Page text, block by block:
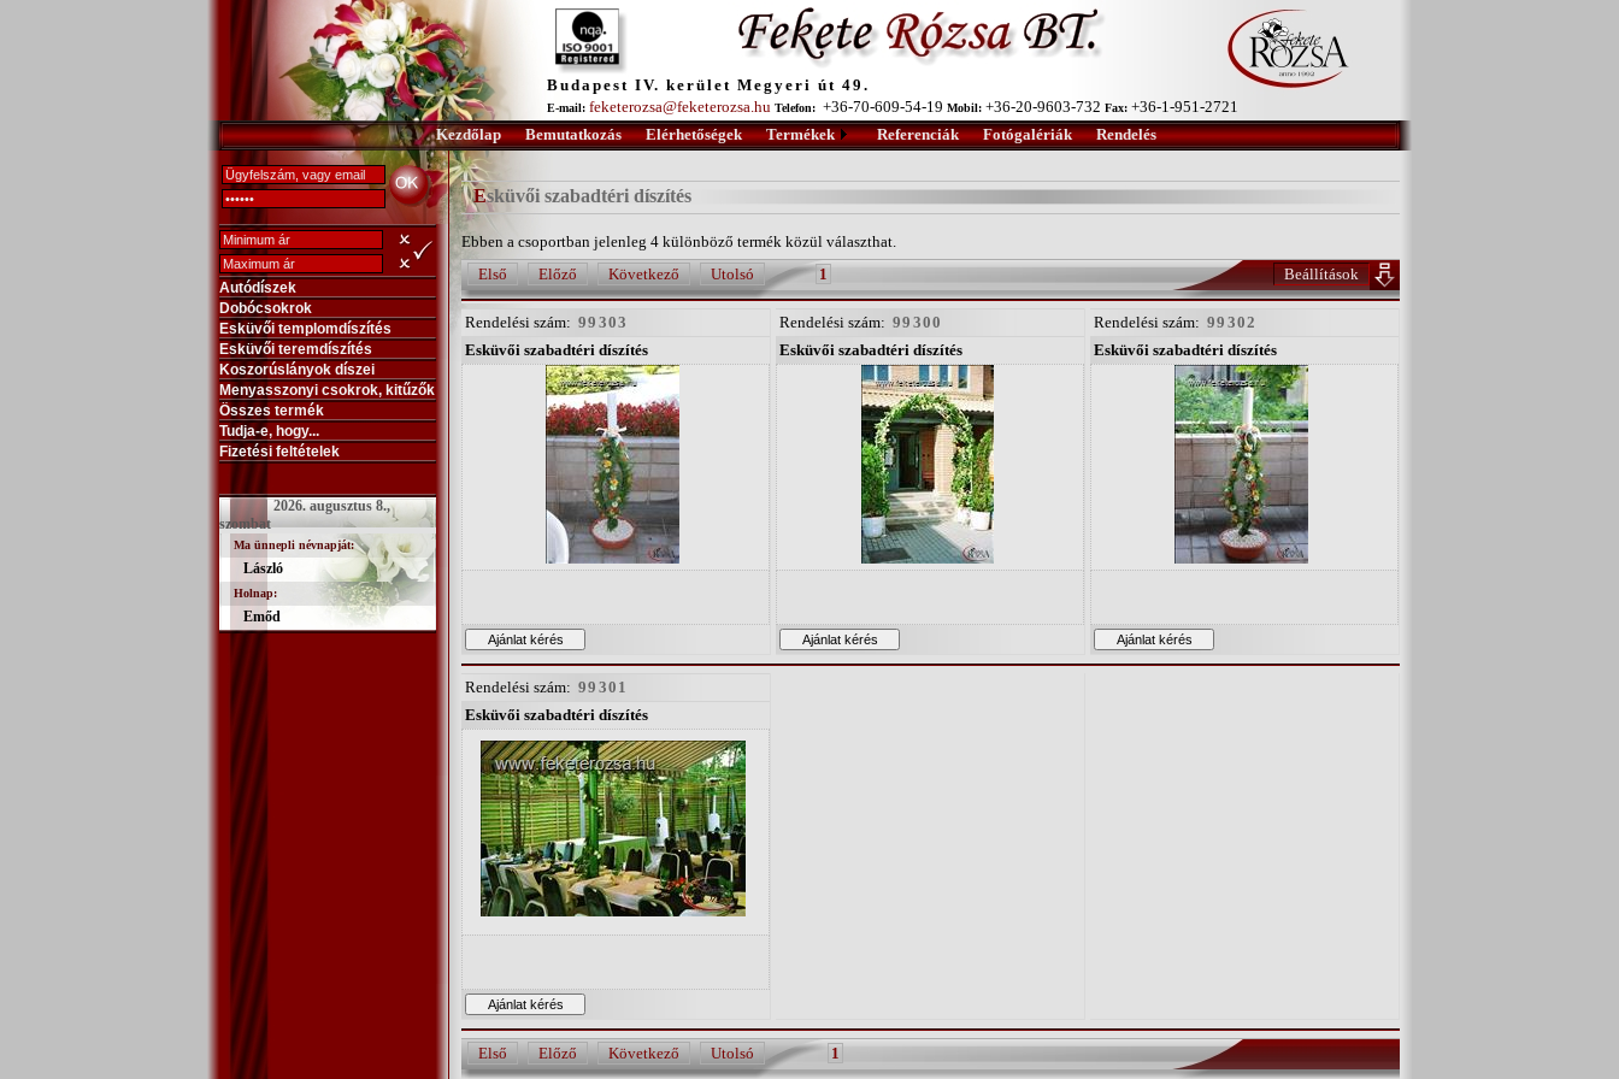
Budapest IV. kerület Megyeri út 49.
E-mail: feketerozsa@feketerozsa.hu Telefon: +36-70-609-54-19 Mobil: +36-20-9603-732 Fax: +36-1-951-2721
Kezdőlap
Bemutatkozás Elérhetőségek Termékek Referenciák Fotógalériák Rendelés
Autódíszek
Dobócsokrok
Esküvői templomdíszítés
Esküvői teremdíszítés
Koszorúslányok díszei
Menyasszonyi csokrok, kitűzők
Összes termék
Tudja-e, hogy...
Fizetési feltételek
2026. augusztus 8.,
szombat
Ma ünnepli névnapját:
László
Holnap:
Emőd
Esküvői szabadtéri díszítés
Ebben a csoportban jelenleg 4 különböző termék közül választhat.
Első
Előző Következő Utolsó 1 Beállítások
Rendelési szám: 99303
Esküvői szabadtéri díszítés
Rendelési szám: 99300
Esküvői szabadtéri díszítés
Rendelési szám: 99302
Esküvői szabadtéri díszítés
Rendelési szám: 99301
Esküvői szabadtéri díszítés
Első Előző Következő Utolsó 1